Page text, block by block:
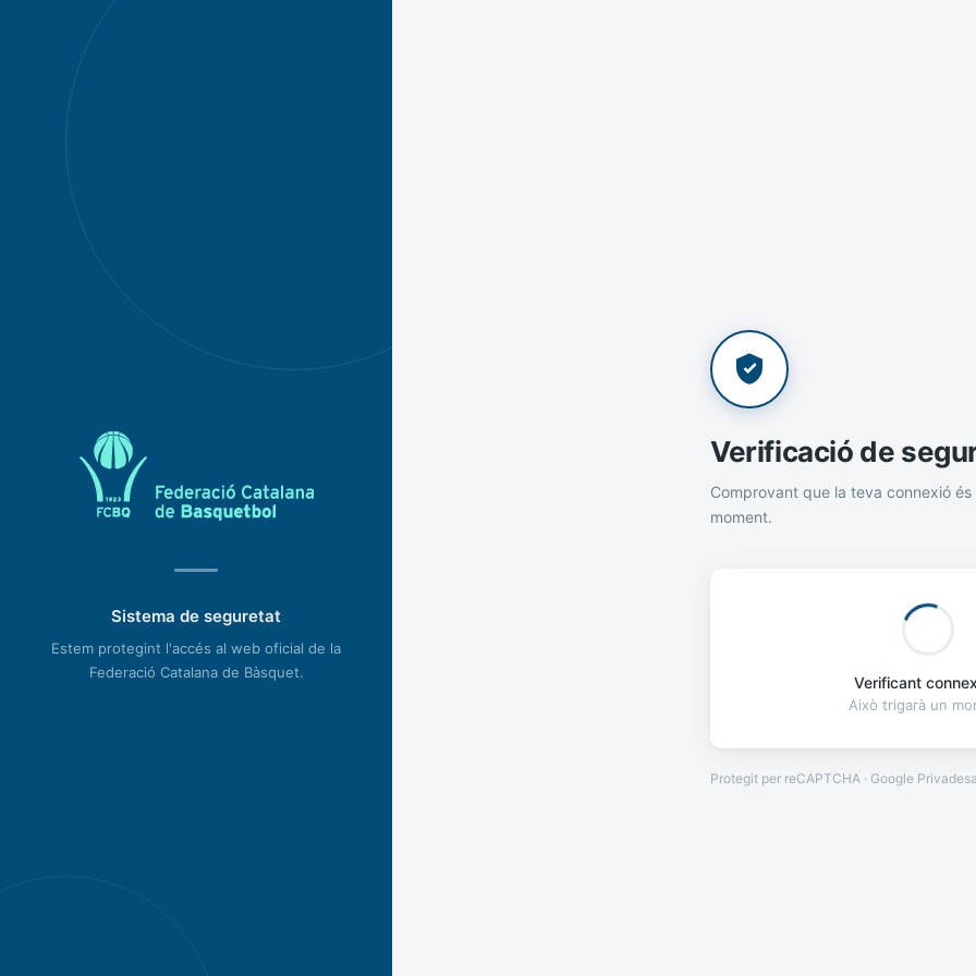
Sistema de seguretat
Estem protegint l'accés al web oficial de la
Federació Catalana de Bàsquet.
Verificació de
Comprovant que la teva connexió és
moment.
Verificant
Això trigarà un
Protegit per reCAPTCHA · Google Privadesa